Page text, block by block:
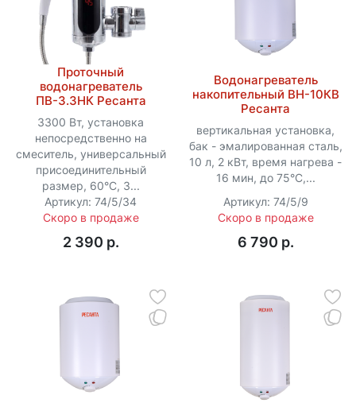
Проточный
водонагреватель
ПВ-3.3НК Ресанта
3300 Вт, установка
непосредственно на
смеситель, универсальный
присоединительный
размер, 60°C, 3...
Артикул: 74/5/34
Скоро в продаже
2 390 p.
Водонагреватель
накопительный ВН-10КВ
Ресанта
вертикальная установка,
бак - эмалированная сталь,
10 л, 2 кВт, время нагрева -
16 мин, до 75°C,...
Артикул: 74/5/9
Скоро в продаже
6 790 p.